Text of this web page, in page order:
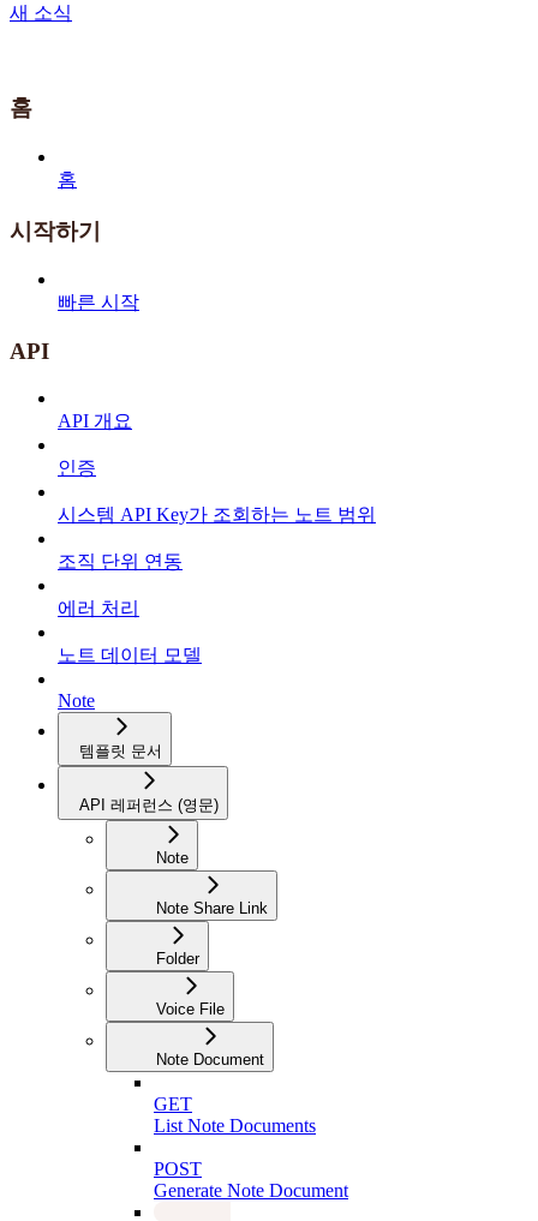
새 소식
홈
홈
시작하기
빠른 시작
API
API 개요
인증
시스템 API Key가 조회하는 노트 범위
조직 단위 연동
에러 처리
노트 데이터 모델
Note
템플릿 문서
API 레퍼런스 (영문)
Note
Note Share Link
Folder
Voice File
Note Document
GET
List Note Documents
POST
Generate Note Document